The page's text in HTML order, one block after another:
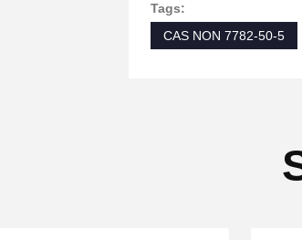
Tags:
CAS NON 7782-50-5